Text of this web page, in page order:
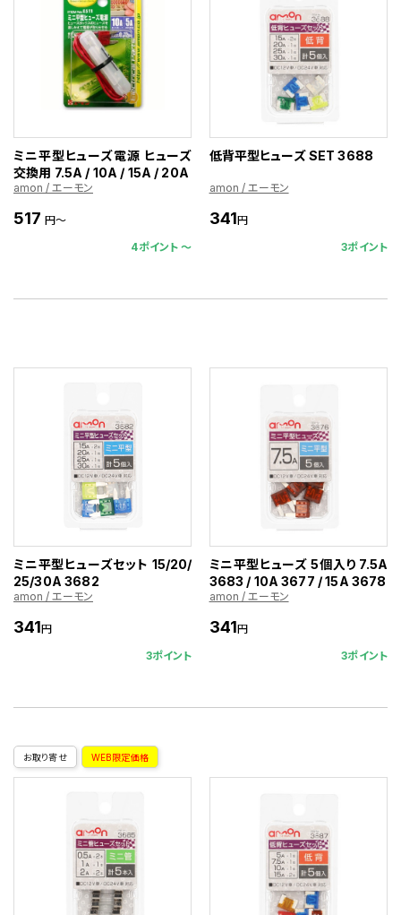
ミニ平型ヒューズ電源 ヒューズ
交換用 7.5A / 10A / 15A / 20A
amon / エーモン
517 円～
4ポイント 〜
低背平型ヒューズ SET 3688
amon / エーモン
341円
3ポイント
ミニ平型ヒューズセット 15/20/
25/30A 3682
amon / エーモン
341円
3ポイント
ミニ平型ヒューズ 5個入り 7.5A
3683 / 10A 3677 / 15A 3678
amon / エーモン
341円
3ポイント
お取り寄せ WEB限定価格